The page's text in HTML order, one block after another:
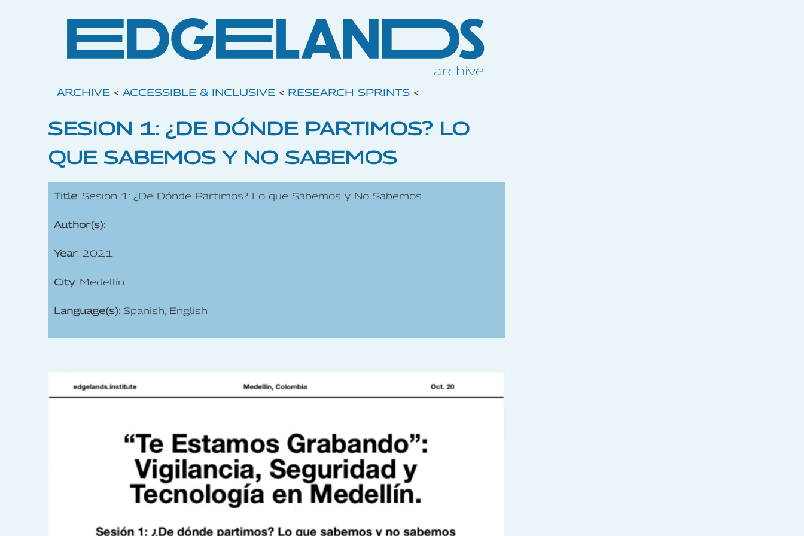
ARCHIVE < ACCESSIBLE & INCLUSIVE < RESEARCH SPRINTS <
SESION 1: ¿DE DÓNDE PARTIMOS? LO
QUE SABEMOS Y NO SABEMOS
Title: Sesion 1: ¿De Dónde Partimos? Lo que Sabemos y No Sabemos
Author(s):
Year: 2021
City: Medellín
Language(s): Spanish, English